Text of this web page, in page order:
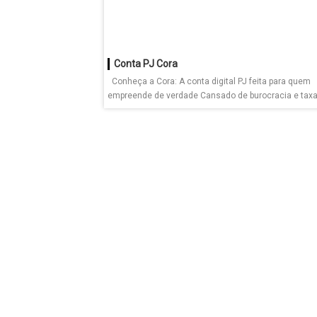
Conta PJ Cora
Conheça a Cora: A conta digital PJ feita para quem
empreende de verdade Cansado de burocracia e